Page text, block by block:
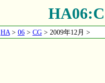
HA> 06> CG> 2009年12月 >